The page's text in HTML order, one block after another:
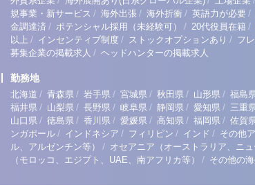
規事業・新サービス / 海外出張 / 海外折衝 / 英語力が必要 /
金調達済 / ポテンシャル採用（未経験可） / 20代役員在籍 /
以上 / インセンティブ制度 / ストックオプションあり / フ
募集企業の掲載求人 / ヘッドハンターの掲載求人
勤務地
北海道 / 青森県 / 岩手県 / 宮城県 / 秋田県 / 山形県 / 福島
福井県 / 山梨県 / 長野県 / 岐阜県 / 静岡県 / 愛知県 / 三重
山口県 / 徳島県 / 香川県 / 愛媛県 / 高知県 / 福岡県 / 佐賀
ンガポール / インドネシア / フィリピン / インド / その他
ル、アルゼンチン等）
/ オセアニア（オーストラリア、ニュ
（モロッコ、エジプト、UAE、南アフリカ等）
/ その他の